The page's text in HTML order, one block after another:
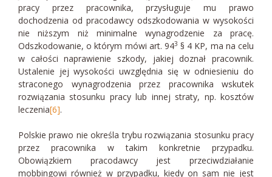
pracy przez pracownika, przysługuje mu prawo
dochodzenia od pracodawcy odszkodowania w wysokości
nie niższym niż minimalne wynagrodzenie za pracę.
Odszkodowanie, o którym mówi art. 943 § 4 KP, ma na celu
w całości naprawienie szkody, jakiej doznał pracownik.
Ustalenie jej wysokości uwzględnia się w odniesieniu do
straconego wynagrodzenia przez pracownika wskutek
rozwiązania stosunku pracy lub innej straty, np. kosztów
leczenia[6].
Polskie prawo nie określa trybu rozwiązania stosunku pracy
przez pracownika w takim konkretnie przypadku.
Obowiązkiem pracodawcy jest przeciwdziałanie
mobbingowi również w przypadku, kiedy on sam nie jest